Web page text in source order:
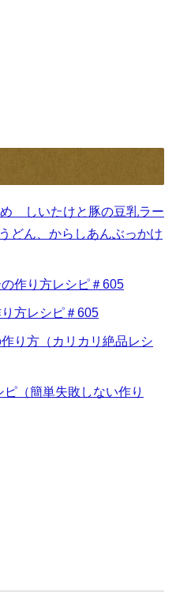
しいたけと豚の豆乳ラー
どん、からしあんぶっかけ
作り方レシピ＃605
方レシピ＃605
り方（カリカリ絶品レシ
（簡単失敗しない作り